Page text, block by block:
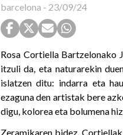
barcelona - 23/09/24
Rosa Cortiella Bartzelonako
itzuli da, eta naturarekin
islatzen ditu: indarra eta
ezaguna den artistak bere
digu, kolorea eta bolumena
Zeramikaren bidez,